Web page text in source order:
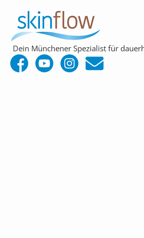
Dein Münchener Spezialist für